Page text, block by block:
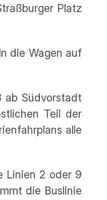
Platz
die Wagen auf
ab Südvorstadt
Teil der
alle
Linien 2 oder 9
die Buslinie